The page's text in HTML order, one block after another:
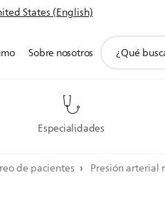
States (English)
Especialidades
Sobre nosotros
de pacientes Presión arterial